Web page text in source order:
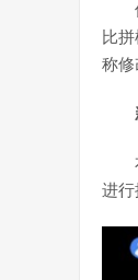
比
称修
进行